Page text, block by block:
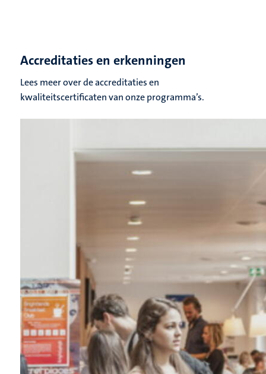
Accreditaties en erkenningen
Lees meer over de accreditaties en
kwaliteitscertificaten van onze programma’s.